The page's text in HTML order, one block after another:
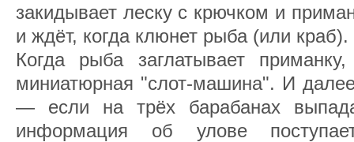
закидывает леску с крючком и
и ждёт, когда клюнет рыба (или краб).
Когда рыба заглатывает
миниатюрная "слот-машина". И
— если на трёх барабанах
информация об улове